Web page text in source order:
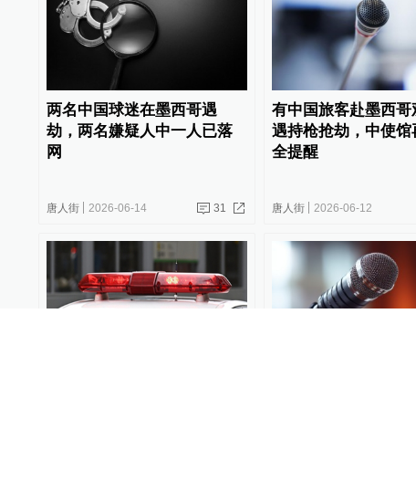
两名中国球迷在墨西哥遇
劫，两名嫌疑人中一人已落
网
唐人街 2026-06-14 31
有中国旅客赴墨西哥
遇持枪抢劫，中使馆
全提醒
唐人街 2026-06-12